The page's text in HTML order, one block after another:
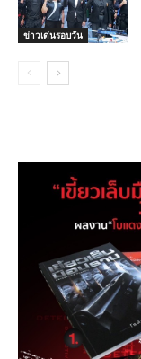
ข่าวเด่นรอบวัน